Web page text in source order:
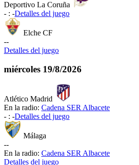
Deportivo La Coruña
- : -Detalles del juego
Elche CF
--
Detalles del juego
miércoles 19/8/2026
Atlético Madrid
En la radio: Cadena SER Albacete
- : -Detalles del juego
Málaga
--
En la radio: Cadena SER Albacete
Detalles del juego